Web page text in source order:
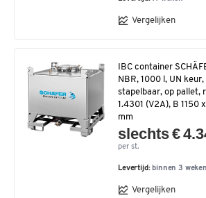
Vergelijken
IBC container
NBR, 1000 l, UN
stapelbaar, op pallet,
1.4301 (V2A), B 1150
mm
slechts €
per st.
Levertijd: binnen 3 weken
Vergelijken